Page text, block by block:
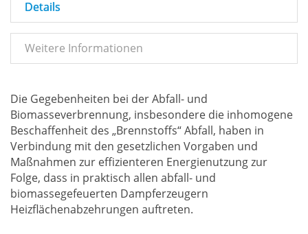
Details
Weitere Informationen
Die Gegebenheiten bei der Abfall- und
Biomasseverbrennung, insbesondere die inhomogene
Beschaffenheit des „Brennstoffs“ Abfall, haben in
Verbindung mit den gesetzlichen Vorgaben und
Maßnahmen zur effizienteren Energienutzung zur
Folge, dass in praktisch allen abfall- und
biomassegefeuerten Dampferzeugern
Heizflächenabzehrungen auftreten.